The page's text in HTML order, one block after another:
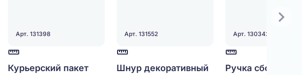
Арт. 131398
Курьерский пакет
Арт. 131552
Шнур декоративный
Арт. 130342
Ручка сборная